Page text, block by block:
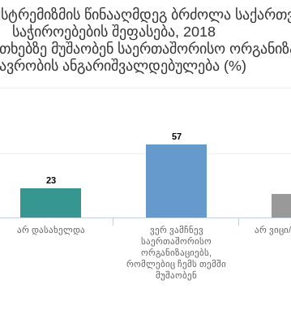
წინააღმდეგ ბრძოლა
საჭიროებების შეფასება, 2018
მუშაობენ საერთაშორისო
მთავრობის ანგარიშვალდებულება (%)
23
57
არ დასახელდა
ვერ ვამჩნევ
საერთაშორისო
ორგანიზაციებს,
რომლებიც ჩემს თემში
მუშაობენ
არ